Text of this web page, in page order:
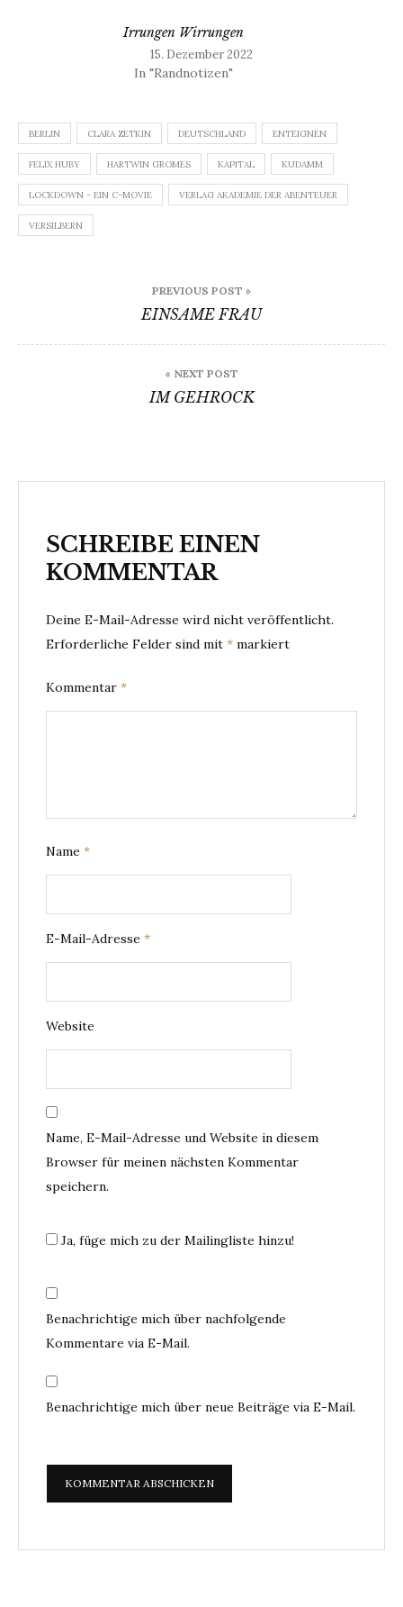
Irrungen Wirrungen
15. Dezember 2022
In "Randnotizen"
BERLIN CLARA ZETKIN DEUTSCHLAND ENTEIGNEN
FELIX HUBY HARTWIN GROMES KAPITAL KUDAMM
LOCKDOWN - EIN C-MOVIE VERLAG AKADEMIE DER ABENTEUER
VERSILBERN
PREVIOUS POST »
EINSAME FRAU
« NEXT POST
IM GEHROCK
SCHREIBE EINEN
KOMMENTAR
Deine E-Mail-Adresse wird nicht veröffentlicht.
Erforderliche Felder sind mit * markiert
Kommentar *
Name *
E-Mail-Adresse *
Website
Name, E-Mail-Adresse und Website in diesem
Browser für meinen nächsten Kommentar
speichern.
Ja, füge mich zu der Mailingliste hinzu!
Benachrichtige mich über nachfolgende
Kommentare via E-Mail.
Benachrichtige mich über neue Beiträge via E-Mail.